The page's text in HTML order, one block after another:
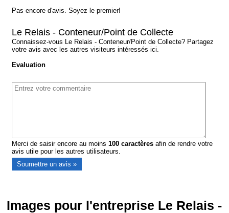
Pas encore d'avis. Soyez le premier!
Le Relais - Conteneur/Point de Collecte
Connaissez-vous Le Relais - Conteneur/Point de Collecte? Partagez
votre avis avec les autres visiteurs intéressés ici.
Evaluation
Merci de saisir encore au moins100 caractères afin de rendre votre
avis utile pour les autres utilisateurs.
Images pour l'entreprise Le Relais -